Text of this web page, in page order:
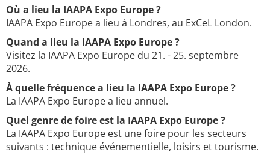
Où a lieu la IAAPA Expo Europe ?
IAAPA Expo Europe a lieu à Londres, au ExCeL London.
Quand a lieu la IAAPA Expo Europe ?
Visitez la IAAPA Expo Europe du 21. - 25. septembre
2026.
À quelle fréquence a lieu la IAAPA Expo Europe ?
La IAAPA Expo Europe a lieu annuel.
Quel genre de foire est la IAAPA Expo Europe ?
La IAAPA Expo Europe est une foire pour les secteurs
suivants : technique événementielle, loisirs et tourisme.